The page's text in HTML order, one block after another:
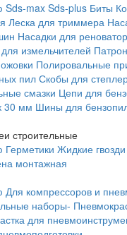
Sds-max Sds-plus Биты
Леска для триммера
Насадки для
измельчителей
Полировальные
пил Скобы для
смазки Цепи для
30 мм Шины для
строительные
Герметики Жидкие гвозди
монтажная
Для компрессоров и
наборы-
для